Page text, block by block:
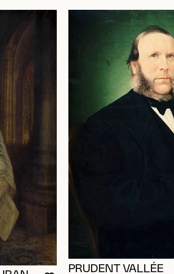
AJOUTER AUX FAVORIS
PRUDENT VALLÉE